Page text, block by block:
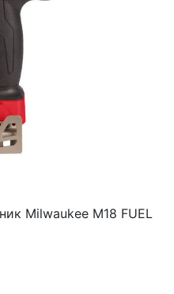
Milwaukee M18 FUEL